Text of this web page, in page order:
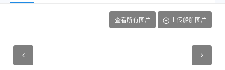
查看所有图片 上传船舶图片